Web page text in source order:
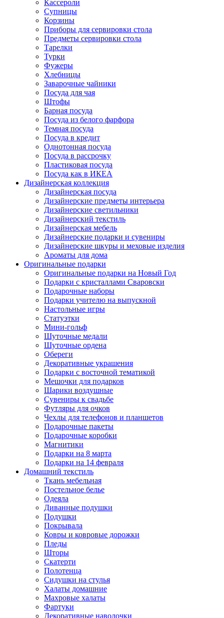
Кассероли
Супницы
Корзины
Приборы для сервировки стола
Предметы сервировки стола
Тарелки
Турки
Фужеры
Хлебницы
Заварочные чайники
Посуда для чая
Штофы
Барная посуда
Посуда из белого фарфора
Темная посуда
Посуда в кредит
Однотонная посуда
Посуда в рассрочку
Пластиковая посуда
Посуда как в ИКЕА
Дизайнерская коллекция
Дизайнерская посуда
Дизайнерские предметы интерьера
Дизайнерские светильники
Дизайнерский текстиль
Дизайнерская мебель
Дизайнерские подарки и сувениры
Дизайнерские шкуры и меховые изделия
Ароматы для дома
Оригинальные подарки
Оригинальные подарки на Новый Год
Подарки с кристаллами Сваровски
Подарочные наборы
Подарки учителю на выпускной
Настольные игры
Статуэтки
Мини-гольф
Шуточные медали
Шуточные ордена
Обереги
Декоративные украшения
Подарки с восточной тематикой
Мешочки для подарков
Шарики воздушные
Сувениры к свадьбе
Футляры для очков
Чехлы для телефонов и планшетов
Подарочные пакеты
Подарочные коробки
Магнитики
Подарки на 8 марта
Подарки на 14 февраля
Домашний текстиль
Ткань мебельная
Постельное белье
Одеяла
Диванные подушки
Подушки
Покрывала
Ковры и ковровые дорожки
Пледы
Шторы
Скатерти
Полотенца
Сидушки на стулья
Халаты домашние
Махровые халаты
Фартуки
Декоративные наволочки